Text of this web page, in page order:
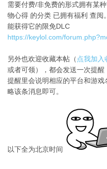
需要付费/非免费的形式拥有某
物心得 的分类 已拥有福利 查阅
能获得它的限免DLC
https://keylol.com/
另外也欢迎收藏本帖（ 点我加入
或者可领），都会发送一次提醒
提醒里会说明相应的平台和游
略该条消息即可。
以下全为北京时间